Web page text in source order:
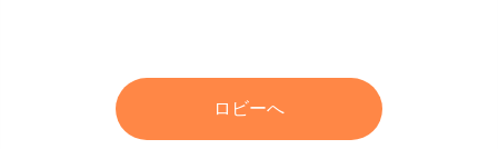
ロビーへ